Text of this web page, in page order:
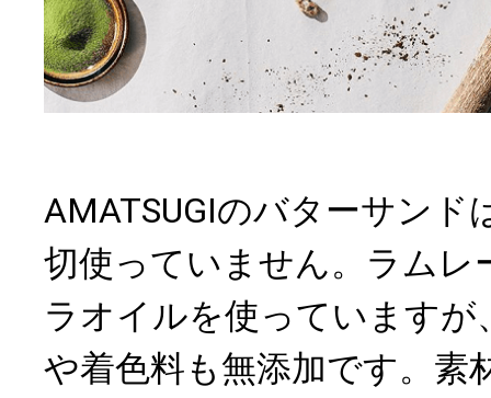
AMATSUGIのバターサンド
切使っていません。ラムレ
ラオイルを使っていますが
や着色料も無添加です。素